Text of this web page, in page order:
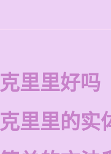
里里好吗
里里的实